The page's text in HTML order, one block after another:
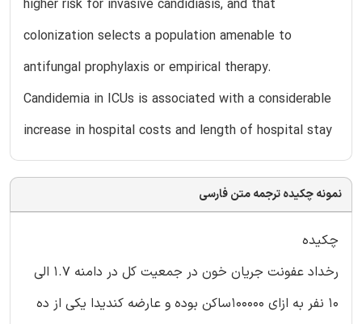
higher risk for invasive candidiasis, and that
colonization selects a population amenable to
antifungal prophylaxis or empirical therapy.
Candidemia in ICUs is associated with a considerable
increase in hospital costs and length of hospital stay
نمونه چکیده ترجمه متن فارسی
چکیده
رخداد عفونت جریان خون در جمعیت کل در دامنه 1.7 الی
10 نفر به ازای 100000ساکن بوده و عارضه کندیدا یکی از ده